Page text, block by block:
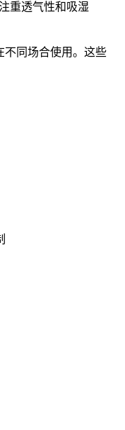
重透气性和吸湿
不同场合使用。这些